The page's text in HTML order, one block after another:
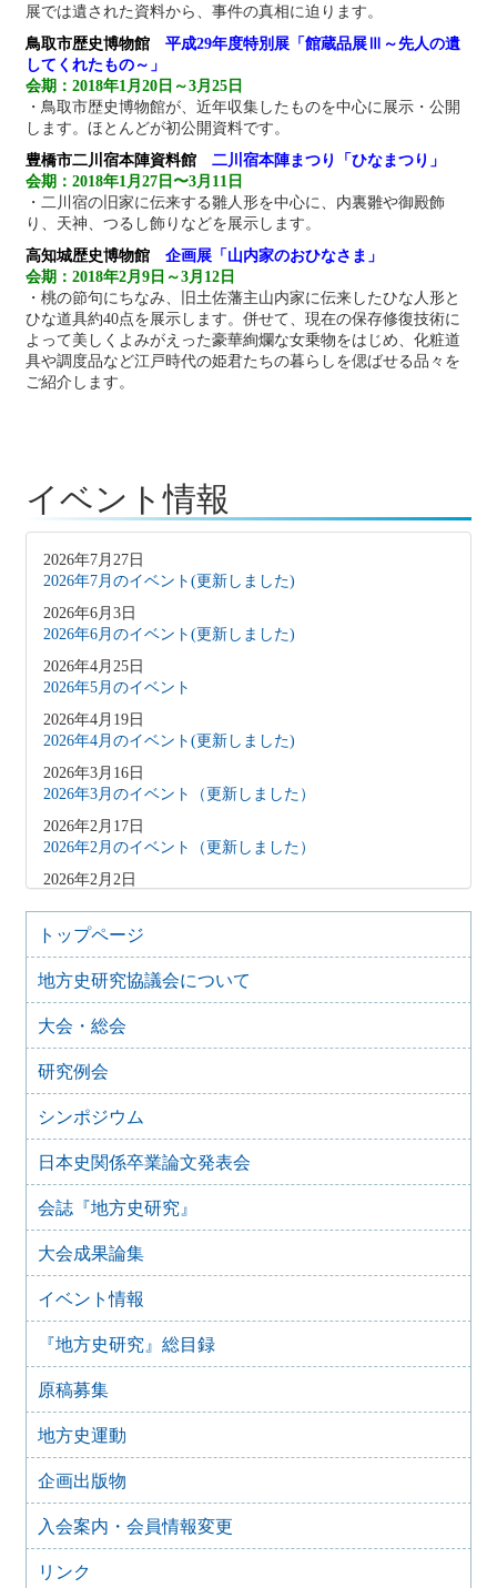
展では遺された資料から、事件の真相に迫ります。
鳥取市歴史博物館
平成29年度特別展「館蔵品展Ⅲ～先人の遺
してくれたもの～」
会期：2018年1月20日～3月25日
・鳥取市歴史博物館が、近年収集したものを中心に展示・公開
します。ほとんどが初公開資料です。
豊橋市二川宿本陣資料館 二川宿本陣まつり「ひなまつり」
会期：2018年1月27日〜3月11日
・二川宿の旧家に伝来する雛人形を中心に、内裏雛や御殿飾
り、天神、つるし飾りなどを展示します。
高知城歴史博物館
企画展「山内家のおひなさま」
会期：2018年2月9日～3月12日
・桃の節句にちなみ、旧土佐藩主山内家に伝来したひな人形と
ひな道具約40点を展示します。併せて、現在の保存修復技術に
よって美しくよみがえった豪華絢爛な女乗物をはじめ、化粧道
具や調度品など江戸時代の姫君たちの暮らしを偲ばせる品々を
ご紹介します。
イベント情報
2026年7月27日
2026年7月のイベント(更新しました)
2026年6月3日
2026年6月のイベント(更新しました)
2026年4月25日
2026年5月のイベント
2026年4月19日
2026年4月のイベント(更新しました)
2026年3月16日
2026年3月のイベント（更新しました）
2026年2月17日
2026年2月のイベント（更新しました）
2026年2月2日
2026年1月9日
2026年1月のイベント(更新しました)
2025年12月10日
2025年12月のイベント
2025年10月31日
2025年11月のイベント（更新しました）
2025年9月20日
2025年10月のイベント(更新しました)
2025年8月のイベント
2025年7月27日
2025年7月のイベント(更新しました)
2025年6月2日
2025年6月のイベント
2025年4月26日
2025年5月のイベント
2025年4月25日
2025年4月のイベント(更新しました)
2025年3月1日
2025年3月のイベント
2025年2月のイベント
2024年11月22日
2024年12月のイベント
2024年10月29日
トップページ
地方史研究協議会について
大会・総会
研究例会
シンポジウム
日本史関係卒業論文発表会
会誌『地方史研究』
大会成果論集
イベント情報
『地方史研究』総目録
原稿募集
地方史運動
企画出版物
入会案内・会員情報変更
リンク